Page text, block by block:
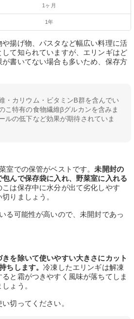
1ヶ月
1年
揚げ物、パスタなど幅広い料理に活
て知られていますが、エリンギはど
書いてない場合も多いため、保存方
・カリウム・ビタミンB群を含んでい
こ特有の食物繊維βグルカンを含みま
ルの低下など効果が期待されていま
室での保管がベストです。未開封の
んで保存袋に入れ、野菜室に入れる
こは保存中に水分が出て劣化しやす
りましょう。
る可能性が高いので、未開封であっ
きを除いて使いやすい大きさにカット
ちします。冷凍したエリンギは解凍
と霜がつきやすく風味が落ちてしま
ょう。
切ってください。